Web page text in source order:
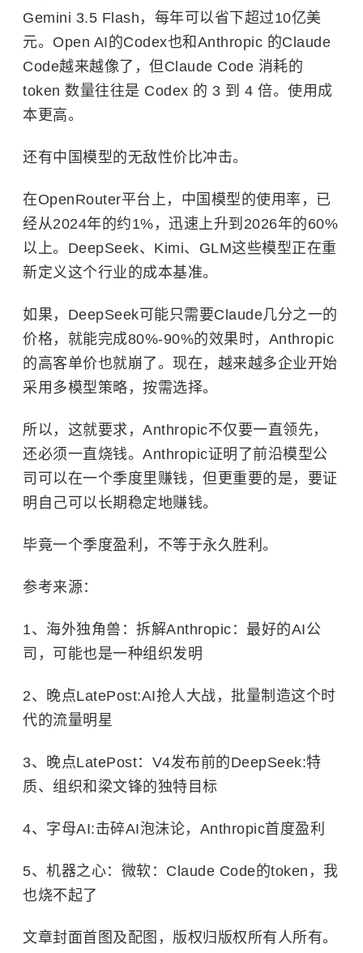
Gemini 3.5 Flash，每年可以省下超过10亿美
元。Open AI的Codex也和Anthropic 的Claude
Code越来越像了，但Claude Code 消耗的
token 数量往往是 Codex 的 3 到 4 倍。使用成
本更高。
还有中国模型的无敌性价比冲击。
在OpenRouter平台上，中国模型的使用率，已
经从2024年的约1%，迅速上升到2026年的60%
以上。DeepSeek、Kimi、GLM这些模型正在重
新定义这个行业的成本基准。
如果，DeepSeek可能只需要Claude几分之一的
价格，就能完成80%-90%的效果时，Anthropic
的高客单价也就崩了。现在，越来越多企业开始
采用多模型策略，按需选择。
所以，这就要求，Anthropic不仅要一直领先，
还必须一直烧钱。Anthropic证明了前沿模型公
司可以在一个季度里赚钱，但更重要的是，要证
明自己可以长期稳定地赚钱。
毕竟一个季度盈利，不等于永久胜利。
参考来源：
1、海外独角兽：拆解Anthropic：最好的AI公
司，可能也是一种组织发明
2、晚点LatePost:AI抢人大战，批量制造这个时
代的流量明星
3、晚点LatePost：V4发布前的DeepSeek:特
质、组织和梁文锋的独特目标
4、字母AI:击碎AI泡沫论，Anthropic首度盈利
5、机器之心：微软：Claude Code的token，我
也烧不起了
文章封面首图及配图，版权归版权所有人所有。